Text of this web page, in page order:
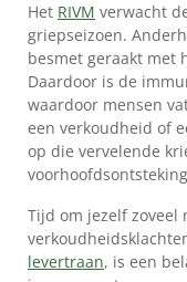
Het RIVM verwacht
griepseizoen.
besmet geraakt met
Daardoor is de
waardoor mensen
een verkoudheid of
op die vervelende
Tijd om jezelf zoveel
levertraan, is een
PRODUCTEN
WAAROM
MÖLLER’S?